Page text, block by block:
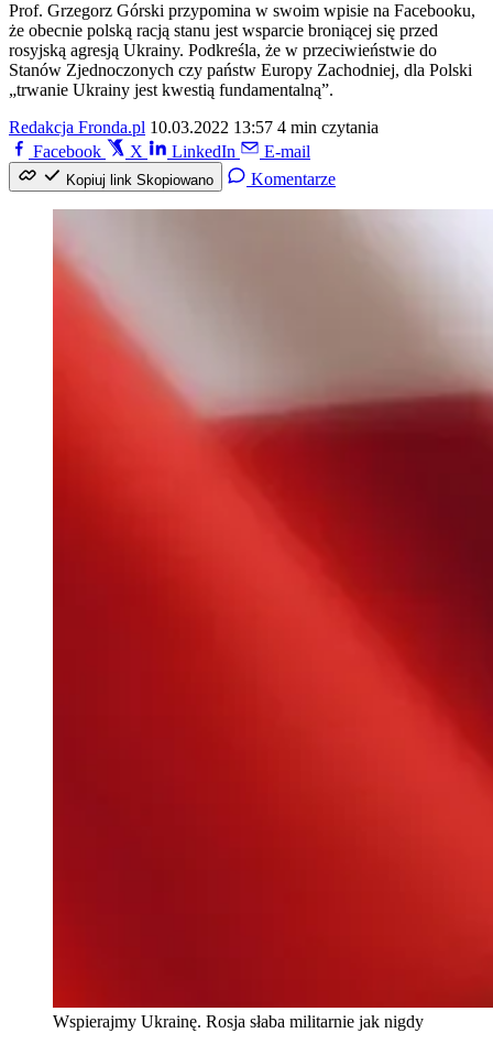
Prof. Grzegorz Górski przypomina w swoim wpisie na Facebooku,
że obecnie polską racją stanu jest wsparcie broniącej się przed
rosyjską agresją Ukrainy. Podkreśla, że w przeciwieństwie do
Stanów Zjednoczonych czy państw Europy Zachodniej, dla Polski
„trwanie Ukrainy jest kwestią fundamentalną”.
Redakcja Fronda.pl 10.03.2022 13:57 4 min czytania
Facebook
X LinkedIn E-mail
Kopiuj link Skopiowano Komentarze
Wspierajmy Ukrainę. Rosja słaba militarnie jak nigdy